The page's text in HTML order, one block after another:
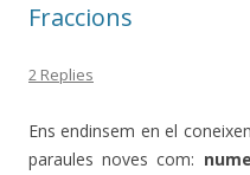
Fraccions
2 Replies
Ens endinsem en el
paraules noves com: